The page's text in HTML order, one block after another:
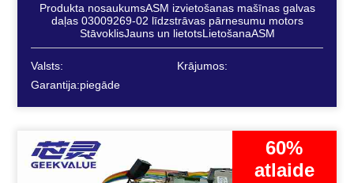
Produkta nosaukumsASM izvietošanas mašīnas galvas
daļas 03009269-02 līdzstrāvas pārnesumu motors
StāvoklisJauns un lietotsLietošanaASM
Valsts:
Krājumos:
Garantija:piegāde
60%
atlaide